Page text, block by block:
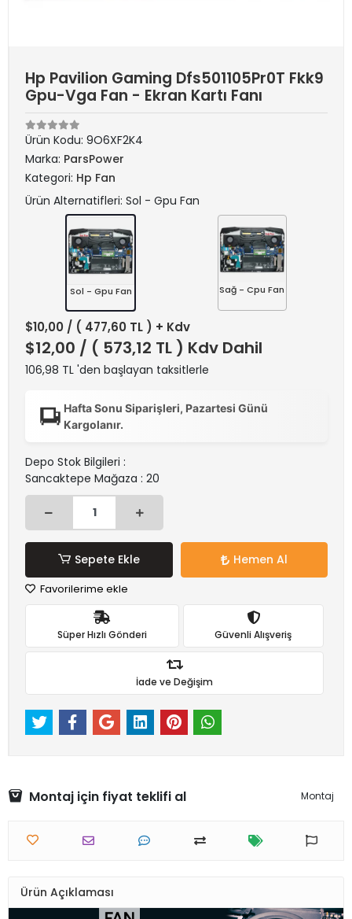
Hp Pavilion Gaming Dfs501105Pr0T Fkk9
Gpu-Vga Fan - Ekran Kartı Fanı
Ürün Kodu: 9O6XF2K4
Marka: ParsPower
Kategori: Hp Fan
Ürün Alternatifleri: Sol - Gpu Fan
Sol - Gpu Fan Sağ - Cpu Fan
$10,00 / ( 477,60 TL ) + Kdv
$12,00 / ( 573,12 TL ) Kdv Dahil
106,98 TL 'den başlayan taksitlerle
Hafta Sonu Siparişleri, Pazartesi Günü
Kargolanır.
Depo Stok Bilgileri :
Sancaktepe Mağaza : 20
Sepete Ekle Hemen Al
Favorilerime ekle
Süper Hızlı Gönderi Güvenli Alışveriş
İade ve Değişim
Montaj için fiyat teklifi al Montaj
Ürün Açıklaması